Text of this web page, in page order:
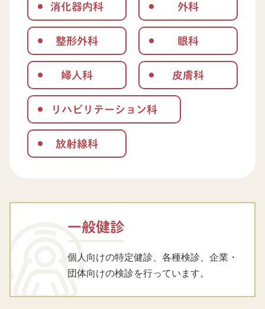
消化器内科 外科
整形外科 眼科
婦人科 皮膚科
リハビリテーション科
放射線科
一般健診
個人向けの特定健診、各種検診、企業・
団体向けの検診を行っています。